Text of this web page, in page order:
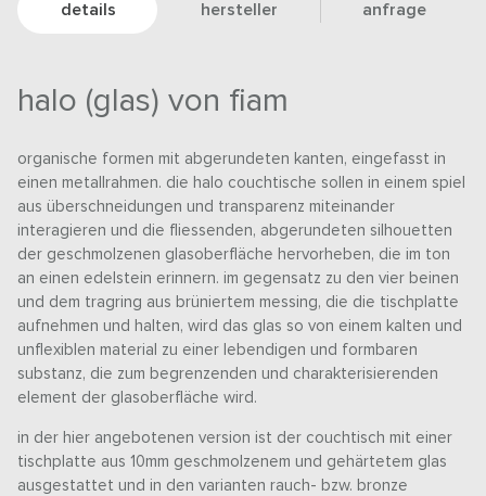
details hersteller anfrage
halo (glas) von fiam
organische formen mit abgerundeten kanten, eingefasst in
einen metallrahmen. die halo couchtische sollen in einem spiel
aus überschneidungen und transparenz miteinander
interagieren und die fliessenden, abgerundeten silhouetten
der geschmolzenen glasoberfläche hervorheben, die im ton
an einen edelstein erinnern. im gegensatz zu den vier beinen
und dem tragring aus brüniertem messing, die die tischplatte
aufnehmen und halten, wird das glas so von einem kalten und
unflexiblen material zu einer lebendigen und formbaren
substanz, die zum begrenzenden und charakterisierenden
element der glasoberfläche wird.
in der hier angebotenen version ist der couchtisch mit einer
tischplatte aus 10mm geschmolzenem und gehärtetem glas
ausgestattet und in den varianten rauch- bzw. bronze